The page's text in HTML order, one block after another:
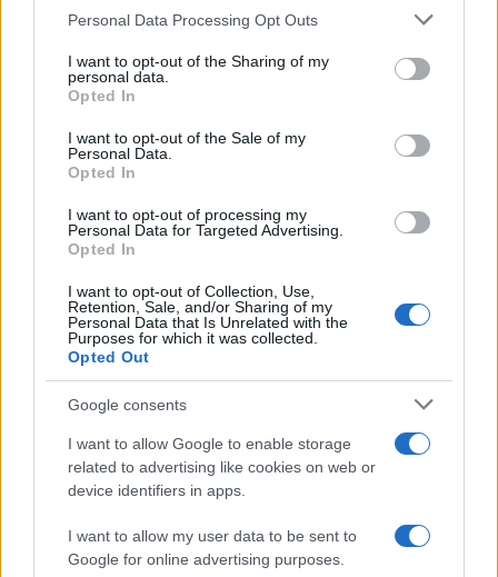
Please note that this website/app uses one or more Google
not limited to your visit or usage behaviour. You may click to
grant or deny consent to Google and its third-party tags to
use your data for below specified purposes in below Google
consent section.
Personal Data Processing Opt Outs
I want to opt-out of the Sharing of my
personal data.
Opted In
I want to opt-out of the Sale of my
Personal Data.
Opted In
I want to opt-out of processing my
Personal Data for Targeted Advertising.
Opted In
I want to opt-out of Collection, Use,
Retention, Sale, and/or Sharing of my
Personal Data that Is Unrelated with the
Purposes for which it was collected.
Opted Out
Google consents
I want to allow Google to enable storage
related to advertising like cookies on web or
device identifiers in apps.
I want to allow my user data to be sent to
Google for online advertising purposes.
στην δικαιοσύνη και την ειρήνη», ανέφερε και
θα τον συνεχίσουμε μέχρι τέλος και σε όλα τα
επίπεδα. «Όχι σαν ένα επικοινωνιακό
πυροτέχνημα όχι με προχειρότητα και βιασύνη,
αλλά με σχέδιο στρατηγική και ισχυρή νομική
τεκμηρίωση. Έτσι όπως αρμόζει σε μια
πρωτοβουλία εθνικής αλλά και οικουμενικής
σημασίας. Με πλήρη συναίσθηση της
ιστορικότητας, αλλά με υπομονή και επιμονή έτσι
όπως απαιτείται για τη δικαίωση ενός ιστορικού
«Για τη διεκδίκηση των γερμανικών
επανορθώσεων και του κατοχικού δανείου η
χώρα μας για πρώτη φορά έχει συγκροτημένη
εθνική στρατηγική, με πρωτοβουλία και
των Ελλήνων, όπου έχει συγκροτηθεί
διακομματική επιτροπή, τον περασμένο Δεκέμβρη
και έχει βγάλει πόρισμα που δείχνει τον δρόμο.
το ακολουθήσουμε. Όπως άλλωστε και τα
πορίσματα άλλων κρατικών υπηρεσιών»,